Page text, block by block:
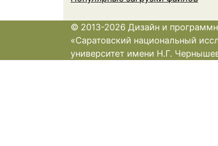
© 2013-2026 Дизайн и
«Саратовский национальный
университет имени Н.Г.